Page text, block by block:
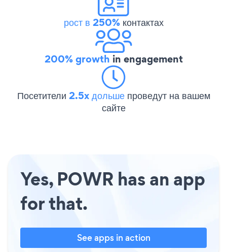
рост в 250%контактах
200% growth in engagement
Посетители 2.5x дольше проведут на вашем
сайте
Yes, POWR has an app
for that.
See apps in action